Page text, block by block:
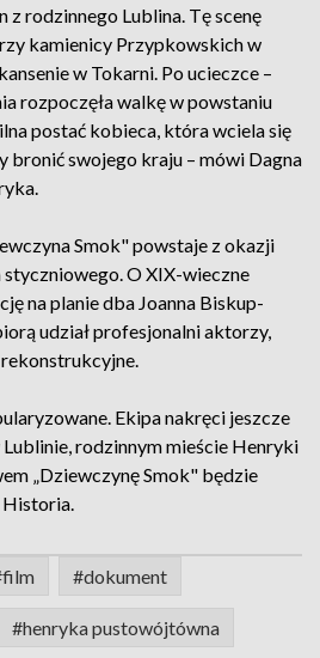
z rodzinnego Lublina. Tę scenę
kamienicy Przypkowskich w
w Tokarni. Po ucieczce –
rozpoczęła walkę w powstaniu
postać kobieca, która wciela się
bronić swojego kraju – mówi Dagna
Smok" powstaje z okazji
O XIX-wieczne
na planie dba Joanna Biskup-
udział profesjonalni aktorzy,
Ekipa nakręci jeszcze
rodzinnym mieście Henryki
„Dziewczynę Smok" będzie
Historia.
#dokument
#henryka pustowójtówna